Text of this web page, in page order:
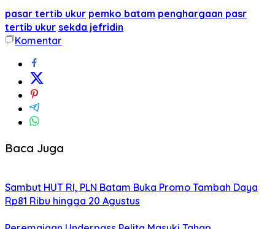
pasar tertib ukur pemko batam penghargaan pasr
tertib ukur sekda jefridin
Komentar
Baca Juga
Sambut HUT RI, PLN Batam Buka Promo Tambah Daya
Rp81 Ribu hingga 20 Agustus